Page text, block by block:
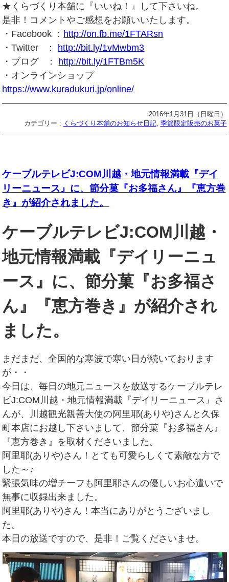
★くらづくり本舗に『いいね！』して下さいね。
是非！コメントやご感想をお願いいたします。
・Facebook ： http://on.fb.me/1FTARsn
・Twitter ： http://bit.ly/1vMwbm3
・ブログ ： http://bit.ly/1FTBm5K
・オンラインショップ
https://www.kuradukuri.jp/online/
2016年1月31日（日曜日）
カテゴリー : くらづくり本舗のお知らせ日記, 季節限定販売のお菓子
ケーブルテレビJ:COM川越・地元情報満載『デイ
リーニュース』に、節分菓『お多福さん』『恵方巻
き』が紹介されました。
ケーブルテレビJ:COM川越・
地元情報満載『デイリーニュ
ース』に、節分菓『お多福さ
ん』『恵方巻き』が紹介され
ました。
まだまだ、全国的な寒波で寒い日が続いております
が・・
今日は、毎日の地元ニュースを放送するケーブルテレ
ビJ:COM川越・地元情報満載『デイリーニュース』さ
んが、川越観光親善大使の阿里耶(ありや)さんと久保
町本店にお越し下さいまして、節分菓『お多福さん』
『恵方巻き』を取材くださいました。
阿里耶(ありや)さん！とても可愛らしくて素敵な方で
した～♪
緊張気味の増チーフも阿里耶さんの優しいお心遣いで
無事に収録出来ました。
阿里耶(ありや)さん！本当にありがとうございまし
た。
本日の放送ですので、是非！ご覧くださいませ。